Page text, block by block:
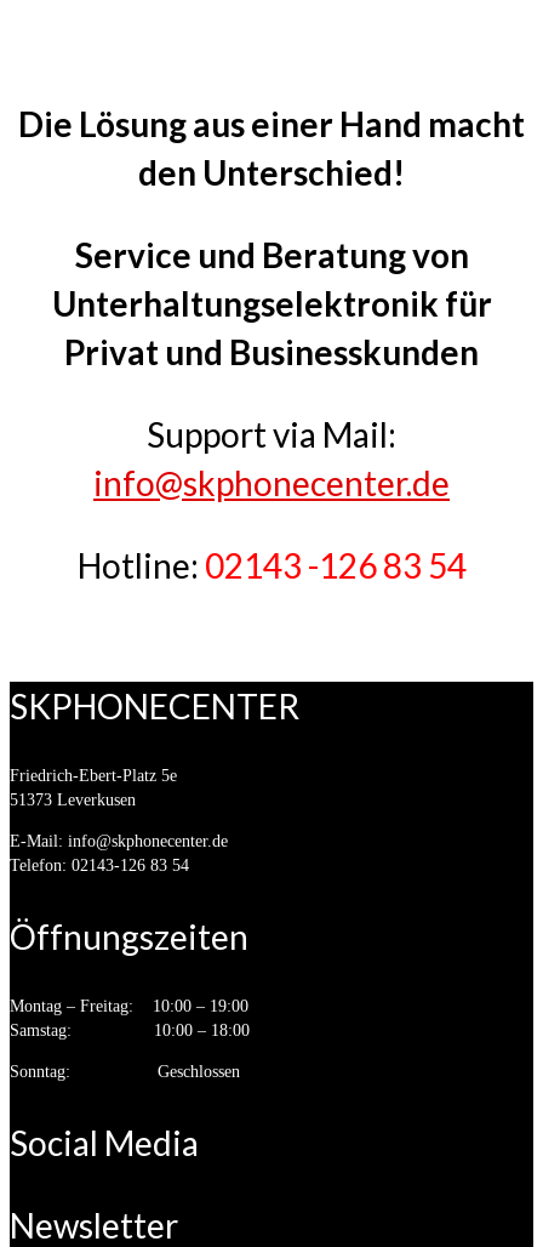
Die Lösung aus einer Hand macht
den Unterschied!
Service und Beratung von
Unterhaltungselektronik für
Privat und Businesskunden
Support via Mail:
info@skphonecenter.de
Hotline: 02143 -126 83 54
SKPHONECENTER
Friedrich-Ebert-Platz 5e
51373 Leverkusen
E-Mail: info@skphonecenter.de
Telefon: 02143-126 83 54
Öffnungszeiten
Montag – Freitag: 10:00 – 19:00
Samstag: 10:00 – 18:00
Sonntag: Geschlossen
Social Media
Newsletter